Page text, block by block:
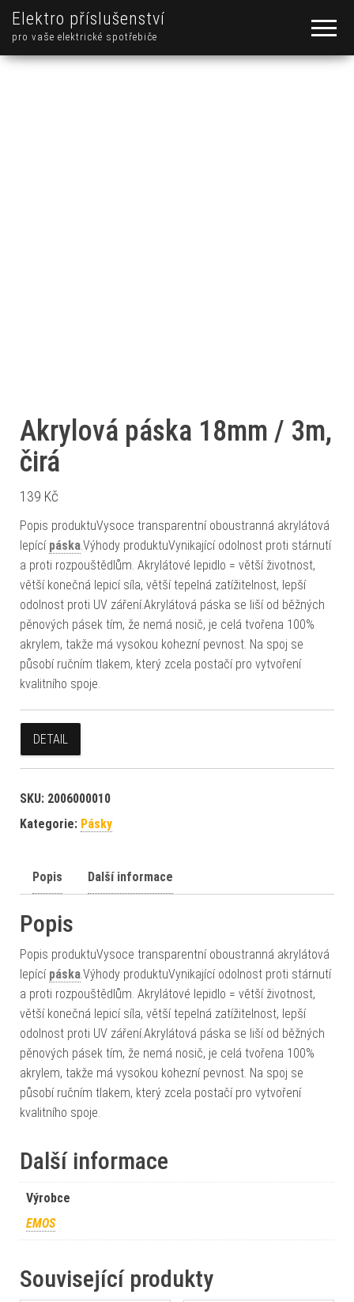
Elektro příslušenství
pro vaše elektrické spotřebiče
Akrylová páska 18mm / 3m,
čirá
139 Kč
Popis produktuVysoce transparentní oboustranná akrylátová
lepící páska.Výhody produktuVynikající odolnost proti stárnutí
a proti rozpouštědlům. Akrylátové lepidlo = větší životnost,
větší konečná lepicí síla, větší tepelná zatížitelnost, lepší
odolnost proti UV záření.Akrylátová páska se liší od běžných
pěnových pásek tím, že nemá nosič, je celá tvořena 100%
akrylem, takže má vysokou kohezní pevnost. Na spoj se
působí ručním tlakem, který zcela postačí pro vytvoření
kvalitního spoje.
DETAIL
SKU: 2006000010
Kategorie: Pásky
Popis Další informace
Popis
Popis produktuVysoce transparentní oboustranná akrylátová
lepící páska.Výhody produktuVynikající odolnost proti stárnutí
a proti rozpouštědlům. Akrylátové lepidlo = větší životnost,
větší konečná lepicí síla, větší tepelná zatížitelnost, lepší
odolnost proti UV záření.Akrylátová páska se liší od běžných
pěnových pásek tím, že nemá nosič, je celá tvořena 100%
akrylem, takže má vysokou kohezní pevnost. Na spoj se
působí ručním tlakem, který zcela postačí pro vytvoření
kvalitního spoje.
Další informace
Výrobce
EMOS
Související produkty